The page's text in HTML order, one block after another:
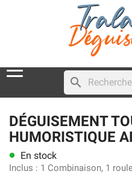
search
DÉGUISEMENT
HUMORISTIQUE
lens En stock
Inclus : 1 Combinaison, 1